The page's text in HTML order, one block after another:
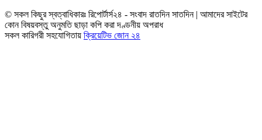
© সকল কিছুর স্বত্বাধিকারঃ রিপোর্টার্স২৪ - সংবাদ রাতদিন সাতদিন | আমাদের সাইটের
কোন বিষয়বস্তু অনুমতি ছাড়া কপি করা দণ্ডনীয় অপরাধ
সকল কারিগরী সহযোগিতায় ক্রিয়েটিভ জোন ২৪